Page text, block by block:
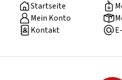
Startseite
Mein Konto
Kontakt